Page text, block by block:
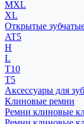
MXL
XL
Открытые
AT5
H
L
T10
T5
Аксессуары для
Клиновые ремни
Ремни клиновые